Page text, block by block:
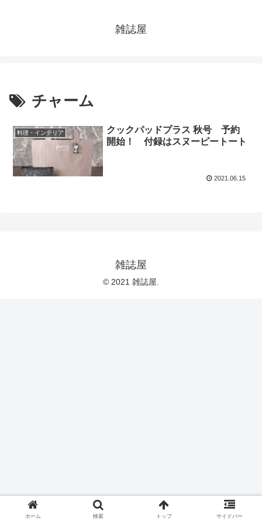
雑誌屋
チャーム
料理・インテリア
クックパッドプラス 秋号 予約
開始！ 付録はスヌーピートート
2021.06.15
雑誌屋
© 2021 雑誌屋.
ホーム 検索 トップ サイドバー